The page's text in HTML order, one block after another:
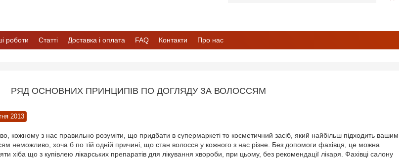
роботи Статті Доставка і оплата FAQ Контакти Про нас
РЯД ОСНОВНИХ ПРИНЦИПІВ ПО ДОГЛЯДУ ЗА ВОЛОССЯМ
2013
кожному з нас правильно розуміти, що придбати в супермаркеті то косметичний засіб, який найбільш підходить вашим
неможливо, хоча б по тій одній причині, що стан волосся у кожного з нас різне. Без допомоги фахівця, це можна
хіба що з купівлею лікарських препаратів для лікування хвороби, при цьому, без рекомендації лікаря. Фахівці салону